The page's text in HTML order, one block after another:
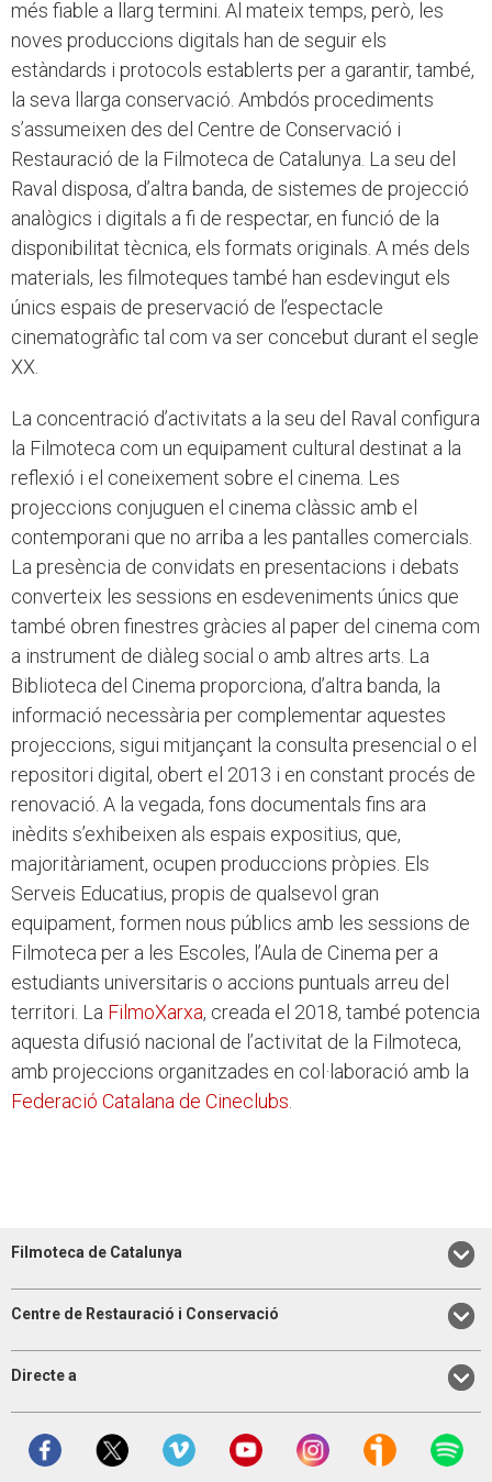
més fiable a llarg termini. Al mateix temps, però, les
noves produccions digitals han de seguir els
estàndards i protocols establerts per a garantir, també,
la seva llarga conservació. Ambdós procediments
s’assumeixen des del Centre de Conservació i
Restauració de la Filmoteca de Catalunya. La seu del
Raval disposa, d’altra banda, de sistemes de projecció
analògics i digitals a fi de respectar, en funció de la
disponibilitat tècnica, els formats originals. A més dels
materials, les filmoteques també han esdevingut els
únics espais de preservació de l’espectacle
cinematogràfic tal com va ser concebut durant el segle
XX.
La concentració d’activitats a la seu del Raval configura
la Filmoteca com un equipament cultural destinat a la
reflexió i el coneixement sobre el cinema. Les
projeccions conjuguen el cinema clàssic amb el
contemporani que no arriba a les pantalles comercials.
La presència de convidats en presentacions i debats
converteix les sessions en esdeveniments únics que
també obren finestres gràcies al paper del cinema com
a instrument de diàleg social o amb altres arts. La
Biblioteca del Cinema proporciona, d’altra banda, la
informació necessària per complementar aquestes
projeccions, sigui mitjançant la consulta presencial o el
repositori digital, obert el 2013 i en constant procés de
renovació. A la vegada, fons documentals fins ara
inèdits s’exhibeixen als espais expositius, que,
majoritàriament, ocupen produccions pròpies. Els
Serveis Educatius, propis de qualsevol gran
equipament, formen nous públics amb les sessions de
Filmoteca per a les Escoles, l’Aula de Cinema per a
estudiants universitaris o accions puntuals arreu del
territori. La FilmoXarxa, creada el 2018, també potencia
aquesta difusió nacional de l’activitat de la Filmoteca,
amb projeccions organitzades en col·laboració amb la
Federació Catalana de Cineclubs
Filmoteca de Catalunya
Centre de Restauració i Conservació
Directe a